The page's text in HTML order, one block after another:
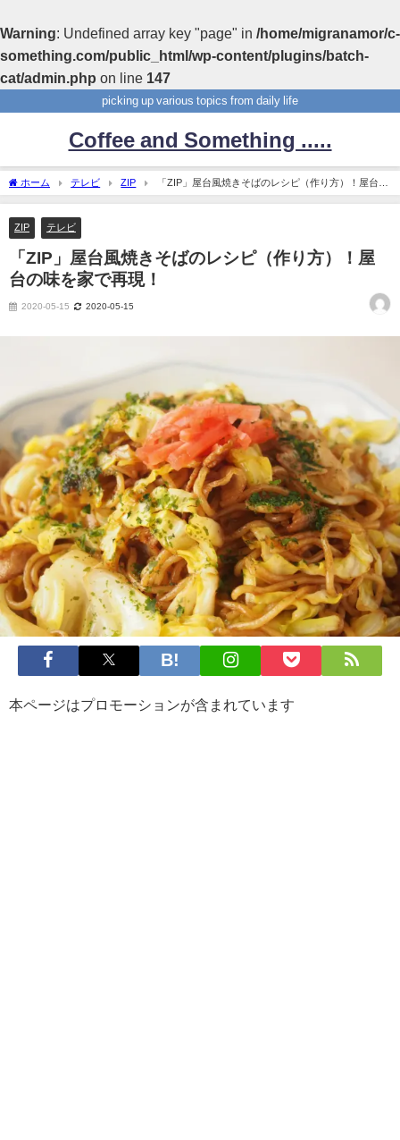
Warning: Undefined array key "page" in /home/migranamor/c-
something.com/public_html/wp-content/plugins/batch-
cat/admin.php on line 147
picking up various topics from daily life
Coffee and Something .....
ホーム テレビ ZIP
「ZIP」屋台風焼きそばのレシピ（作り方）！屋台の
味を家で再現！
ZIP テレビ
「ZIP」屋台風焼きそばのレシピ（作り方）！屋
台の味を家で再現！
2020-05-15 2020-05-15
本ページはプロモーションが含まれています